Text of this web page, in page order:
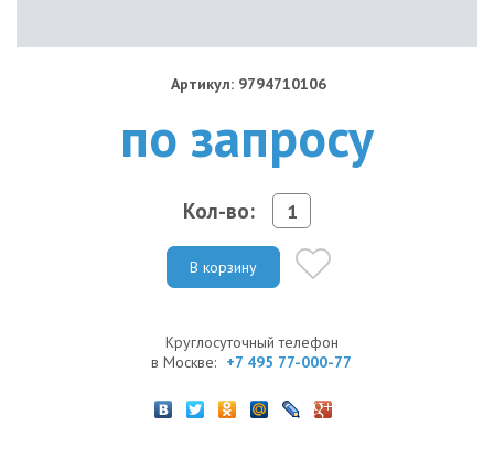
Артикул: 9794710106
по запросу
Кол-во:
В корзину
Круглосуточный телефон
в Москве: +7 495 77-000-77